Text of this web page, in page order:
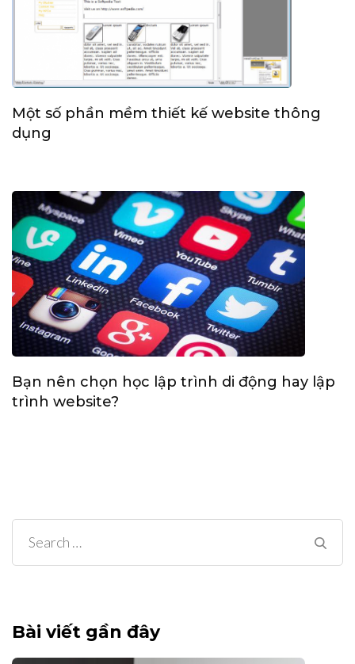
Một số phần mềm thiết kế website thông
dụng
Bạn nên chọn học lập trình di động hay lập
trình website?
Search
for:
Bài viết gần đây